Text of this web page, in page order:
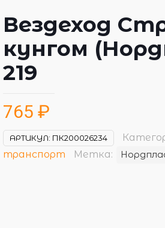
Вездеход
кунгом
219
765 ₽
АРТИКУЛ: ПК200026234
транспорт
Метка: